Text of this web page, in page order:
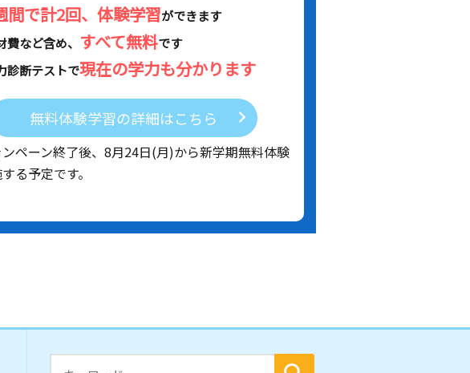
間で計2回、体験学習ができます
費など含め、 すべて無料です
診断テストで現在の学力も分かります
無料体験学習の詳細はこちら
ペーン終了後、 8月24日(月)から新学期無料体験
る予定です。